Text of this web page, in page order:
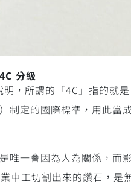
分級
明，所謂的「4C」指的就是
制定的國際標準，用此
唯一會因為人為關係，
車工切割出來的鑽石，是